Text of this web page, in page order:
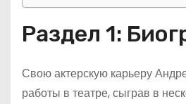
Раздел 1:
Свою актерскую карьеру
работы в театре, сыграв в